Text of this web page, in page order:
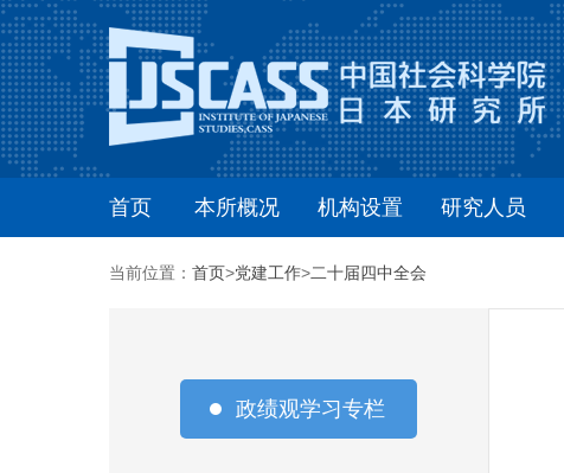
首页 本所概况 机构设置 研究人员
当前位置： 首页>党建工作>二十届四中全会
政绩观学习专栏